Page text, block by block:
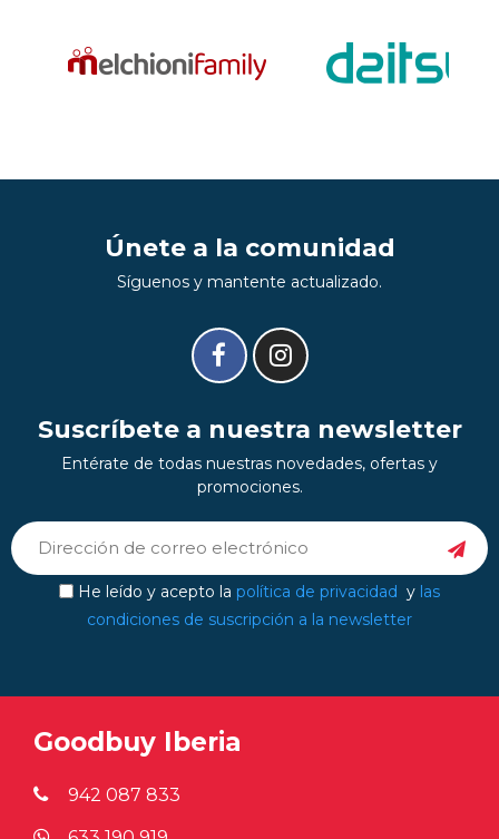
Únete a la comunidad
Síguenos y mantente actualizado.
Suscríbete a nuestra newsletter
Entérate de todas nuestras novedades, ofertas y
promociones.
He leído y acepto la política de privacidad y las
condiciones de suscripción a la newsletter
Goodbuy Iberia
942 087 833